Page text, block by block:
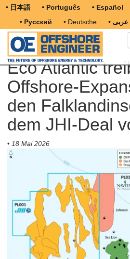
• 日本語 • Português • Español
• Русский
• Deutsche • عربى
Eco Atlantic
Offshore-
den
dem JHI-Deal
• 18 Mai 2026